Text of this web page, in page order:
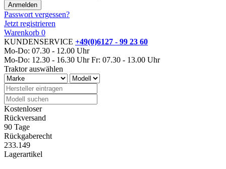
Passwort vergessen?
Jetzt registrieren
Warenkorb 0
KUNDENSERVICE +49(0)6127 - 99 23 60
Mo-Do: 07.30 - 12.00 Uhr
Mo-Do: 12.30 - 16.30 Uhr Fr: 07.30 - 13.00 Uhr
Traktor auswählen
Kostenloser
Rückversand
90 Tage
Rückgaberecht
233.149
Lagerartikel